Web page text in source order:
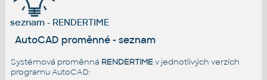
seznam - RENDERTIME
AutoCAD proměnné - seznam
Systémová proměnná RENDERTIMEv jednotlivých verzích
programu AutoCAD: